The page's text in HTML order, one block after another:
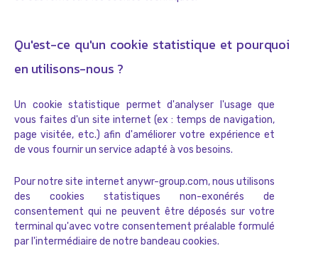
Qu'est-ce qu'un cookie statistique et pourquoi
en utilisons-nous ?
Un cookie statistique permet d'analyser l'usage que
vous faites d'un site internet (ex : temps de navigation,
page visitée, etc.) afin d'améliorer votre expérience et
de vous fournir un service adapté à vos besoins.
Pour notre site internet anywr-group.com, nous utilisons
des cookies statistiques non-exonérés de
consentement qui ne peuvent être déposés sur votre
terminal qu'avec votre consentement préalable formulé
par l'intermédiaire de notre bandeau cookies.